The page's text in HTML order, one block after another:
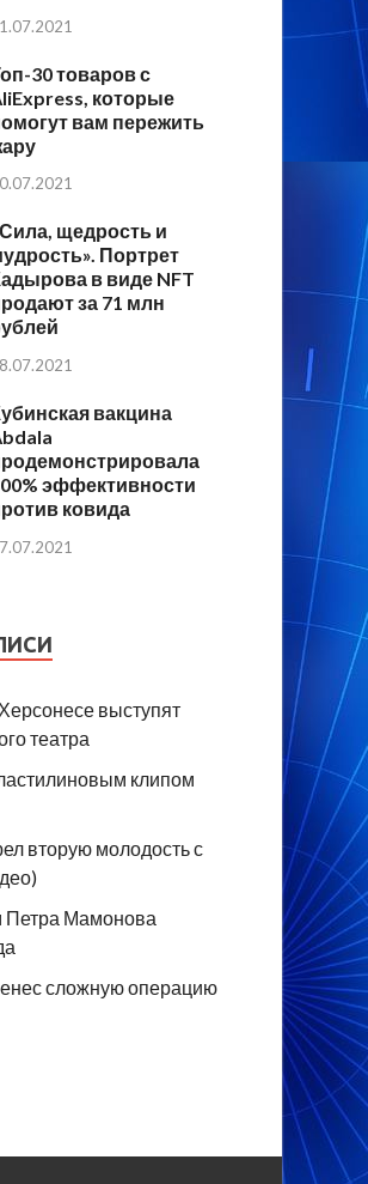
30 товаров с
которые
вам пережить
щедрость и
Портрет
в виде NFT
за 71 млн
вакцина
эффективности
ковида
выступят
театра
клипом
вторую молодость с
Петра Мамонова
сложную операцию